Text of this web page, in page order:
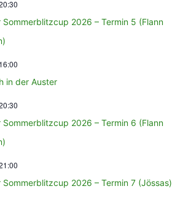
Sommerblitzcup 2026 – Termin 5 (Flann
16:00
in der Auster
Sommerblitzcup 2026 – Termin 6 (Flann
Sommerblitzcup 2026 – Termin 7 (Jössas)